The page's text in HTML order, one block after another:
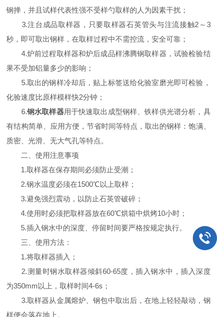
钢掸，并且试样代表性强不受样勺取样的人为因素干扰；
3.注台成品取样器，只要取样器石英管头与注流接触2～3
秒，即可取出钢样，在取样过程中不需控流，安全可靠；
4.炉前过程取样器和炉后成品样沸腾钢取样器，试验检验结
果不受加铝量多少的影响；
5.取出的钢样冷却后，贴上标签送给化验室磨光即可检验，
化验速度比原样模样快2分钟；
6.钢水取样器用于快速取出成型钢样、铁样供光谱分析，具
有结构简单、应用方便，节省时间等特点，取出的钢样：饱满、
质密、光滑、无大气孔等特点。
二、使用注意事项
1.取样器在保存期间必须防止受潮；
2.钢水温度必须在1500℃以上取样；
3.避免强烈震动，以防止石英管破碎；
4.使用时必须把取样器放在60℃烘箱中烘烤10小时；
5.插入钢水中的深度、停留时间要严格按规定执行。
三、使用方法：
1.将取样器插入；
2.测量时钢水取样器倾斜60-65度，插入钢水中，插入深度
为350mm以上，取样时间4-6s；
3.取样器从金属熔炉、钢包中取出后，在地上轻轻敲动，钢
样便会落在地上。